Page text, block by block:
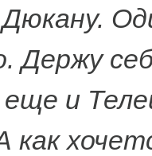
Держу
и
как